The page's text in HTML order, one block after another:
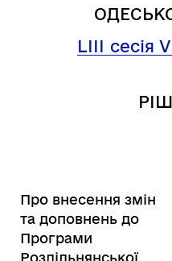
LІIІ сесія
Про внесення змін
та доповнень до
Програми
Роздільнянської